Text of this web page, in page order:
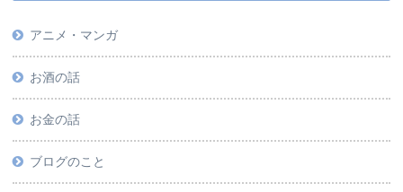
アニメ・マンガ
お酒の話
お金の話
ブログのこと